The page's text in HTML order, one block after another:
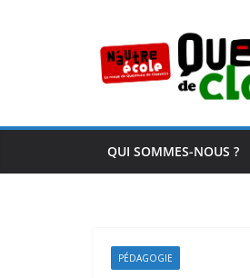
QUI SOMMES-NOUS ?
PÉDAGOGIE